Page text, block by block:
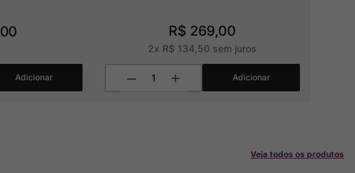
00
Adicionar
R$ 269,00
2x R$ 134 50 sem juros
Adicionar
Veja todos os produtos